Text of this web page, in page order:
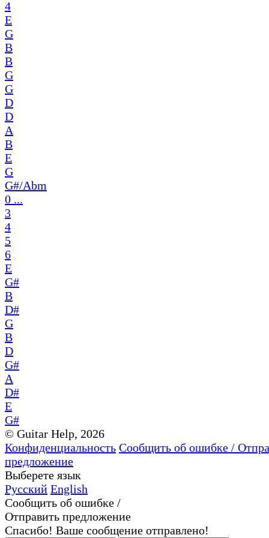
4
E
G
B
B
G
G
D
D
A
B
E
G
G#/Abm
0 ...
3
4
5
6
E
G#
B
D#
G
B
D
G#
A
D#
E
G#
© Guitar Help, 2026
Конфиденциальность Сообщить об ошибке /
предложение
Выберете язык
Русский English
Сообщить об ошибке /
Отправить предложение
Спасибо! Ваше сообщение отправлено!